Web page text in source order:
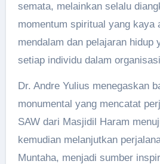
semata, melainkan selalu
momentum spiritual yang kaya
mendalam dan pelajaran hidup
setiap individu dalam
Dr. Andre Yulius menegaskan
monumental yang mencatat
SAW dari Masjidil Haram
kemudian melanjutkan
Muntaha, menjadi sumber